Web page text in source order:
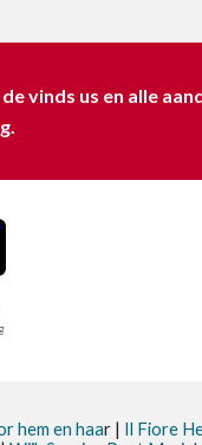
vinds us en alle
hem en haar | Il Fiore